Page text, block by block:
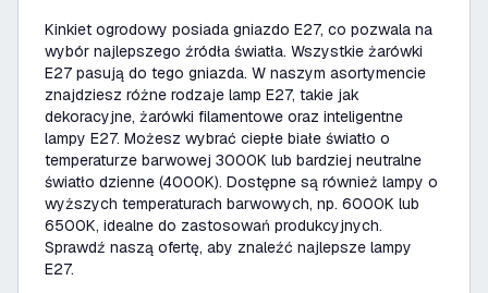
Kinkiet ogrodowy posiada gniazdo E27, co pozwala na
wybór najlepszego źródła światła. Wszystkie żarówki
E27 pasują do tego gniazda. W naszym asortymencie
znajdziesz różne rodzaje lamp E27, takie jak
dekoracyjne, żarówki filamentowe oraz inteligentne
lampy E27. Możesz wybrać ciepłe białe światło o
temperaturze barwowej 3000K lub bardziej neutralne
światło dzienne (4000K). Dostępne są również lampy o
wyższych temperaturach barwowych, np. 6000K lub
6500K, idealne do zastosowań produkcyjnych.
Sprawdź naszą ofertę, aby znaleźć najlepsze lampy
E27.